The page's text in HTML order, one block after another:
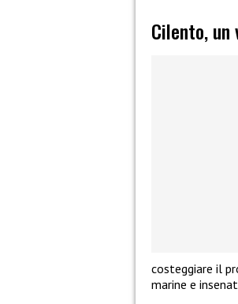
Cilento,
costeggiare il
marine e